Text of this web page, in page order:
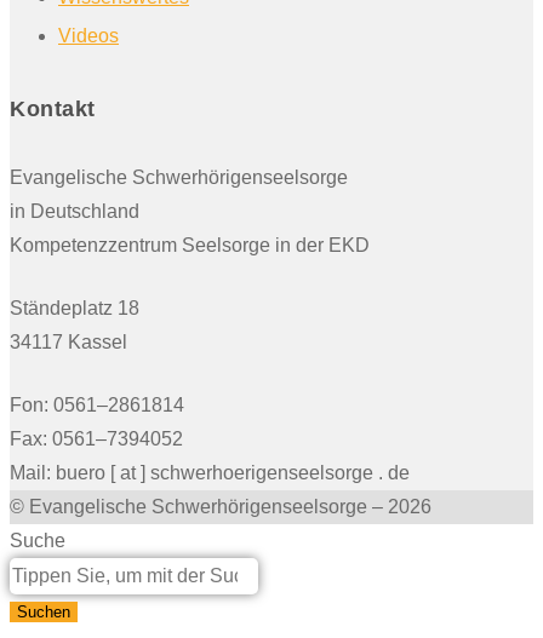
Videos
Kontakt
Evangelische Schwerhörigenseelsorge
in Deutschland
Kompetenzzentrum Seelsorge in der EKD
Ständeplatz 18
34117 Kassel
Fon: 0561–2861814
Fax: 0561–7394052
Mail: buero [ at ] schwerhoerigenseelsorge . de
© Evangelische Schwerhörigenseelsorge – 2026
Suche
Suchen